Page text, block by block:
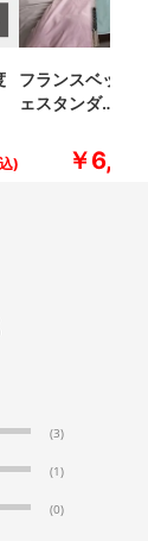
フランスベッド
ェスタンダ…
￥
(3)
(1)
(0)